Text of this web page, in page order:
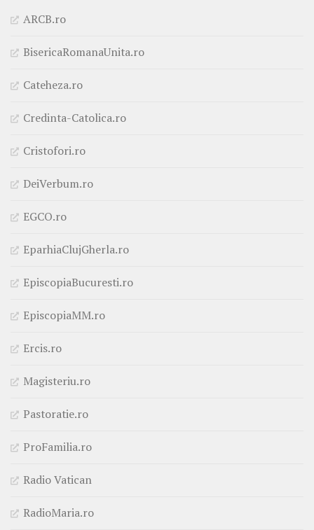
ARCB.ro
BisericaRomanaUnita.ro
Cateheza.ro
Credinta-Catolica.ro
Cristofori.ro
DeiVerbum.ro
EGCO.ro
EparhiaClujGherla.ro
EpiscopiaBucuresti.ro
EpiscopiaMM.ro
Ercis.ro
Magisteriu.ro
Pastoratie.ro
ProFamilia.ro
Radio Vatican
RadioMaria.ro